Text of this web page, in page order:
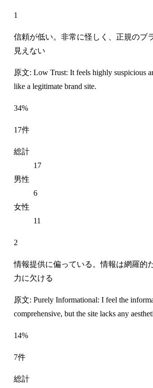
1
信頼が低い。非常に怪しく、正規のブ
見えない
原文: Low Trust: It feels highly suspicious
like a legitimate brand site.
34%
17件
総計
17
男性
6
女性
11
2
情報提供に偏っている。情報は網羅的
力に欠ける
原文: Purely Informational: I feel the
comprehensive, but the site lacks any
14%
7件
総計